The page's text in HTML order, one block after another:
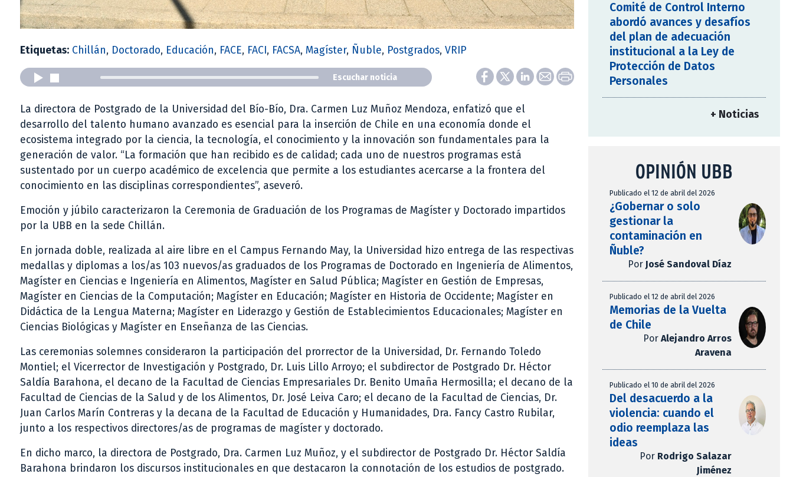
Etiquetas: Chillán, Doctorado, Educación, FACE, FACI, FACSA, Magíster, Ñuble, Postgrados, VRIP
Escuchar noticia
La directora de Postgrado de la Universidad del Bío-Bío, Dra. Carmen Luz Muñoz Mendoza, enfatizó que el
desarrollo del talento humano avanzado es esencial para la inserción de Chile en una economía donde el
ecosistema integrado por la ciencia, la tecnología, el conocimiento y la innovación son fundamentales para la
generación de valor. “La formación que han recibido es de calidad; cada uno de nuestros programas está
sustentado por un cuerpo académico de excelencia que permite a los estudiantes acercarse a la frontera del
conocimiento en las disciplinas correspondientes”, aseveró.
Emoción y júbilo caracterizaron la Ceremonia de Graduación de los Programas de Magíster y Doctorado impartidos
por la UBB en la sede Chillán.
En jornada doble, realizada al aire libre en el Campus Fernando May, la Universidad hizo entrega de las respectivas
medallas y diplomas a los/as 103 nuevos/as graduados de los Programas de Doctorado en Ingeniería de Alimentos,
Magíster en Ciencias e Ingeniería en Alimentos, Magíster en Salud Pública; Magíster en Gestión de Empresas,
Magíster en Ciencias de la Computación; Magíster en Educación; Magíster en Historia de Occidente; Magíster en
Didáctica de la Lengua Materna; Magíster en Liderazgo y Gestión de Establecimientos Educacionales; Magíster en
Ciencias Biológicas y Magíster en Enseñanza de las Ciencias.
Las ceremonias solemnes consideraron la participación del prorrector de la Universidad, Dr. Fernando Toledo
Montiel; el Vicerrector de Investigación y Postgrado, Dr. Luis Lillo Arroyo; el subdirector de Postgrado Dr. Héctor
Saldía Barahona, el decano de la Facultad de Ciencias Empresariales Dr. Benito Umaña Hermosilla; el decano de la
Facultad de Ciencias de la Salud y de los Alimentos, Dr. José Leiva Caro; el decano de la Facultad de Ciencias, Dr.
Juan Carlos Marín Contreras y la decana de la Facultad de Educación y Humanidades, Dra. Fancy Castro Rubilar,
junto a los respectivos directores/as de programas de magíster y doctorado.
En dicho marco, la directora de Postgrado, Dra. Carmen Luz Muñoz, y el subdirector de Postgrado Dr. Héctor Saldía
Barahona brindaron los discursos institucionales en que destacaron la connotación de los estudios de postgrado.
Comité de Control Interno
abordó avances y desafíos
del plan de adecuación
institucional a la Ley de
Protección de Datos
Personales
+ Noticias
OPINIÓN UBB
Publicado el 12 de abril del 2026
¿Gobernar o solo
gestionar la
contaminación en
Ñuble?
Por José Sandoval Díaz
Publicado el 12 de abril del 2026
Memorias de la Vuelta
de Chile
Por Alejandro Arros
Aravena
Publicado el 10 de abril del 2026
Del desacuerdo a la
violencia: cuando el
odio reemplaza las
ideas
Por Rodrigo Salazar
Jiménez